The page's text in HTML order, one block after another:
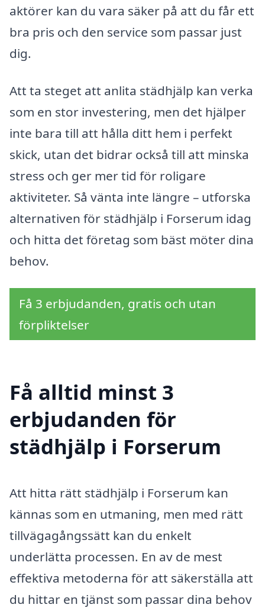
aktörer kan du vara säker på att du får ett
bra pris och den service som passar just
dig.
Att ta steget att anlita städhjälp kan verka
som en stor investering, men det hjälper
inte bara till att hålla ditt hem i perfekt
skick, utan det bidrar också till att minska
stress och ger mer tid för roligare
aktiviteter. Så vänta inte längre – utforska
alternativen för städhjälp i Forserum idag
och hitta det företag som bäst möter dina
behov.
Få 3 erbjudanden, gratis och utan
förpliktelser
Få alltid minst 3
erbjudanden för
städhjälp i Forserum
Att hitta rätt städhjälp i Forserum kan
kännas som en utmaning, men med rätt
tillvägagångssätt kan du enkelt
underlätta processen. En av de mest
effektiva metoderna för att säkerställa att
du hittar en tjänst som passar dina behov